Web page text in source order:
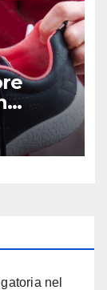
nel